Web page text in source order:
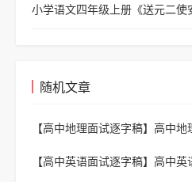
小学语文四年级上册《送元二使
随机文章
【高中地理面试逐字稿】 高中地
【高中英语面试逐字稿】 高中英